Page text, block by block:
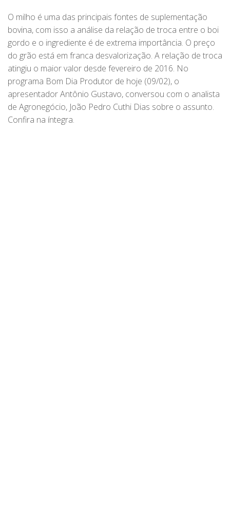
O milho é uma das principais fontes de suplementação
bovina, com isso a análise da relação de troca entre o boi
gordo e o ingrediente é de extrema importância. O preço
do grão está em franca desvalorização. A relação de troca
atingiu o maior valor desde fevereiro de 2016. No
programa Bom Dia Produtor de hoje (09/02), o
apresentador Antônio Gustavo, conversou com o analista
de Agronegócio, João Pedro Cuthi Dias sobre o assunto.
Confira na íntegra.